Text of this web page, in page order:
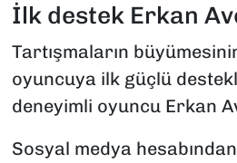
İlk destek Erkan
Tartışmaların
oyuncuya ilk güçlü
deneyimli oyuncu Erkan
Sosyal medya hesabından